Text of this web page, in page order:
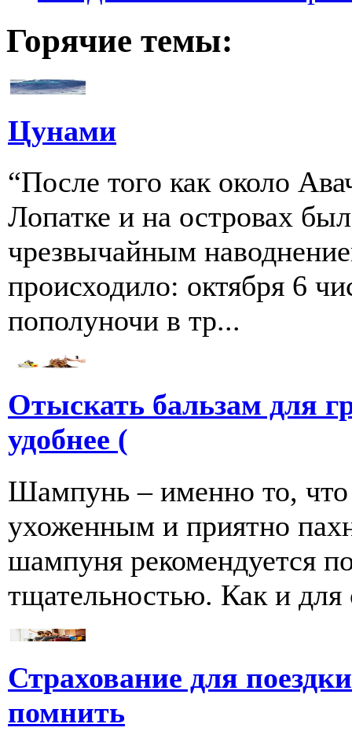
Горячие темы:
Цунами
“После того как около
Лопатке и на островах
чрезвычайным
происходило: октября 6
пополуночи в тр...
Отыскать бальзам для
удобнее (
Шампунь – именно то, что
ухоженным и приятно
шампуня рекомендуется
тщательностью. Как и для
Страхование для
помнить